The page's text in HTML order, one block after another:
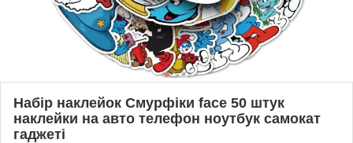
Набір наклейок Смурфіки face 50 штук
наклейки на авто телефон ноутбук самокат
гаджеті